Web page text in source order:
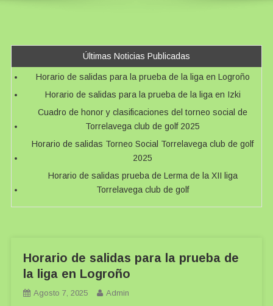
Últimas Noticias Publicadas
Horario de salidas para la prueba de la liga en Logroño
Horario de salidas para la prueba de la liga en Izki
Cuadro de honor y clasificaciones del torneo social de
Torrelavega club de golf 2025
Horario de salidas Torneo Social Torrelavega club de golf
2025
Horario de salidas prueba de Lerma de la XII liga
Torrelavega club de golf
Horario de salidas para la prueba de
la liga en Logroño
Agosto 7, 2025 Admin